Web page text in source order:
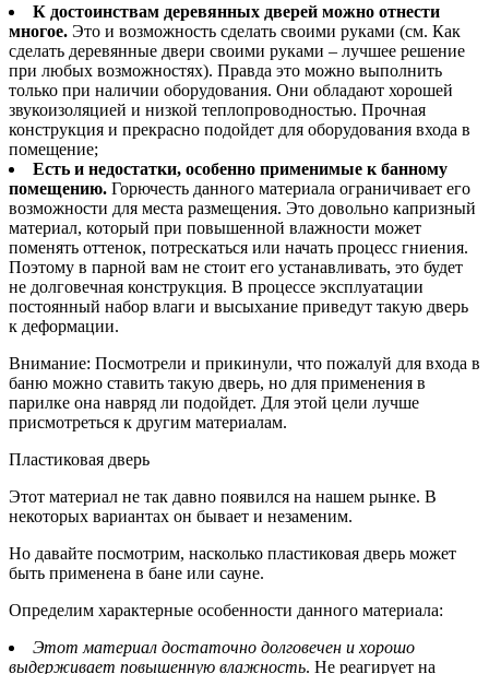
К достоинствам деревянных дверей можно отнести
многое. Это и возможность сделать своими руками (см. Как
сделать деревянные двери своими руками – лучшее решение
при любых возможностях). Правда это можно выполнить
только при наличии оборудования. Они обладают хорошей
звукоизоляцией и низкой теплопроводностью. Прочная
конструкция и прекрасно подойдет для оборудования входа в
помещение;
Есть и недостатки, особенно применимые к банному
помещению. Горючесть данного материала ограничивает его
возможности для места размещения. Это довольно капризный
материал, который при повышенной влажности может
поменять оттенок, потрескаться или начать процесс гниения.
Поэтому в парной вам не стоит его устанавливать, это будет
не долговечная конструкция. В процессе эксплуатации
постоянный набор влаги и высыхание приведут такую дверь
к деформации.
Внимание: Посмотрели и прикинули, что пожалуй для входа в
баню можно ставить такую дверь, но для применения в
парилке она навряд ли подойдет. Для этой цели лучше
присмотреться к другим материалам.
Пластиковая дверь
Этот материал не так давно появился на нашем рынке. В
некоторых вариантах он бывает и незаменим.
Но давайте посмотрим, насколько пластиковая дверь может
быть применена в бане или сауне.
Определим характерные особенности данного материала:
Этот материал достаточно долговечен и хорошо
выдерживает повышенную влажность. Не реагирует на